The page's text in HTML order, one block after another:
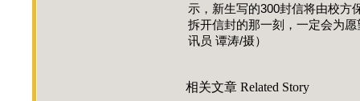
示，新生写的300封信将由校方
拆开信封的那一刻，一定会为
讯员 谭涛/摄）
相关文章 Related Story